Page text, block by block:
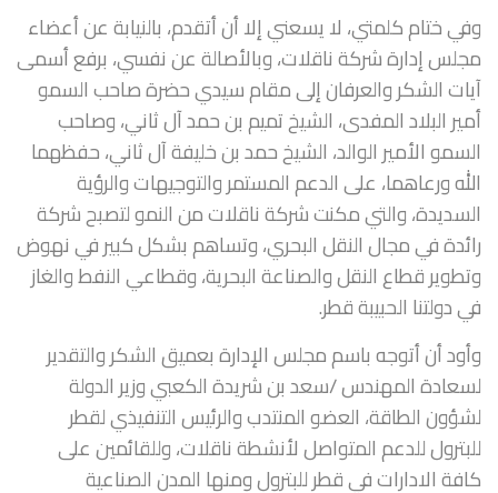
وفي ختام كلمتي، لا يسعني إلا أن أتقدم، بالنيابة عن أعضاء
مجلس إدارة شركة ناقلات، وبالأصالة عن نفسي، برفع أسمى
آيات الشكر والعرفان إلى مقام سيدي حضرة صاحب السمو
أمير البلاد المفدى، الشيخ تميم بن حمد آل ثاني، وصاحب
السمو الأمير الوالد، الشيخ حمد بن خليفة آل ثاني، حفظهما
الله ورعاهما، على الدعم المستمر والتوجيهات والرؤية
السديدة، والتي مكنت شركة ناقلات من النمو لتصبح شركة
رائدة في مجال النقل البحري، وتساهم بشكل كبير في نهوض
وتطوير قطاع النقل والصناعة البحرية، وقطاعي النفط والغاز
في دولتنا الحبيبة قطر.
وأود أن أتوجه باسم مجلس الإدارة بعميق الشكر والتقدير
لسعادة المهندس /سعد بن شريدة الكعبي وزير الدولة
لشؤون الطاقة، العضو المنتدب والرئيس التنفيذي لقطر
للبترول للدعم المتواصل لأنشطة ناقلات، وللقائمين على
كافة الادارات في قطر للبترول ومنها المدن الصناعية